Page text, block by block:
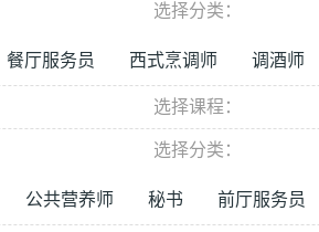
选择分类：
餐厅服务员 西式烹调师 调酒师
选择课程：
选择分类：
公共营养师 秘书 前厅服务员